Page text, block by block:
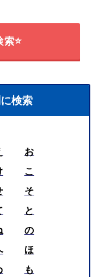
⭐
検索
お
こ
そ
と
の
ほ
も